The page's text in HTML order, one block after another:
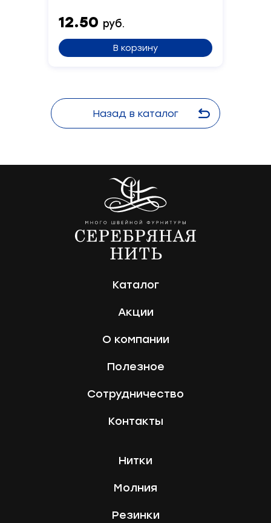
12.50 руб.
В корзину
Назад в каталог
Каталог
Акции
О компании
Полезное
Сотрудничество
Контакты
Нитки
Молния
Резинки